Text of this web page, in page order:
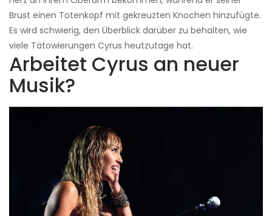
Brust einen Totenkopf mit gekreuzten Knochen hinzufügte.
Es wird schwierig, den Überblick darüber zu behalten, wie
viele Tätowierungen Cyrus heutzutage hat.
Arbeitet Cyrus an neuer
Musik?